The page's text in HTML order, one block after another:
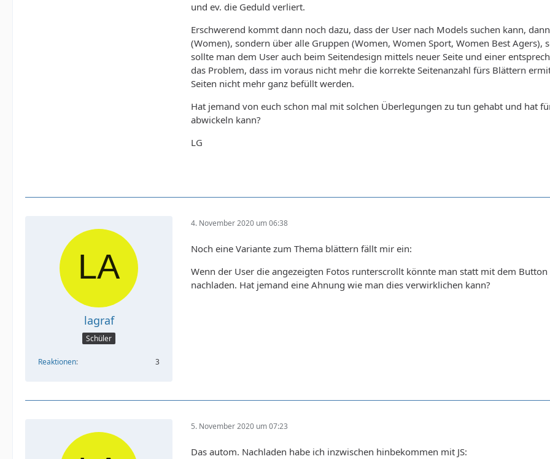
und ev. die Geduld verliert.
Erschwerend kommt dann noch dazu, dass der User nach Models suchen kann,
(Women), sondern über alle Gruppen (Women, Women Sport, Women Best
sollte man dem User auch beim Seitendesign mittels neuer Seite und einer
das Problem, dass im voraus nicht mehr die korrekte Seitenanzahl fürs Blättern
Seiten nicht mehr ganz befüllt werden.
Hat jemand von euch schon mal mit solchen Überlegungen zu tun gehabt und hat
abwickeln kann?
LG
lagraf
Schüler
Reaktionen 3
4. November 2020 um 06:38
Noch eine Variante zum Thema blättern fällt mir ein:
Wenn der User die angezeigten Fotos runterscrollt könnte man statt mit dem
nachladen. Hat jemand eine Ahnung wie man dies verwirklichen kann?
5. November 2020 um 07:23
Das autom. Nachladen habe ich inzwischen hinbekommen mit JS: